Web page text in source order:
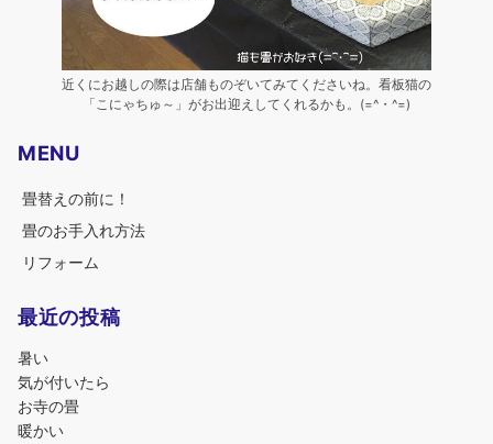
近くにお越しの際は店舗ものぞいてみてくださいね。看板猫の
「こにゃちゅ～」がお出迎えしてくれるかも。(=^・^=)
MENU
畳替えの前に！
畳のお手入れ方法
リフォーム
最近の投稿
暑い
気が付いたら
お寺の畳
暖かい